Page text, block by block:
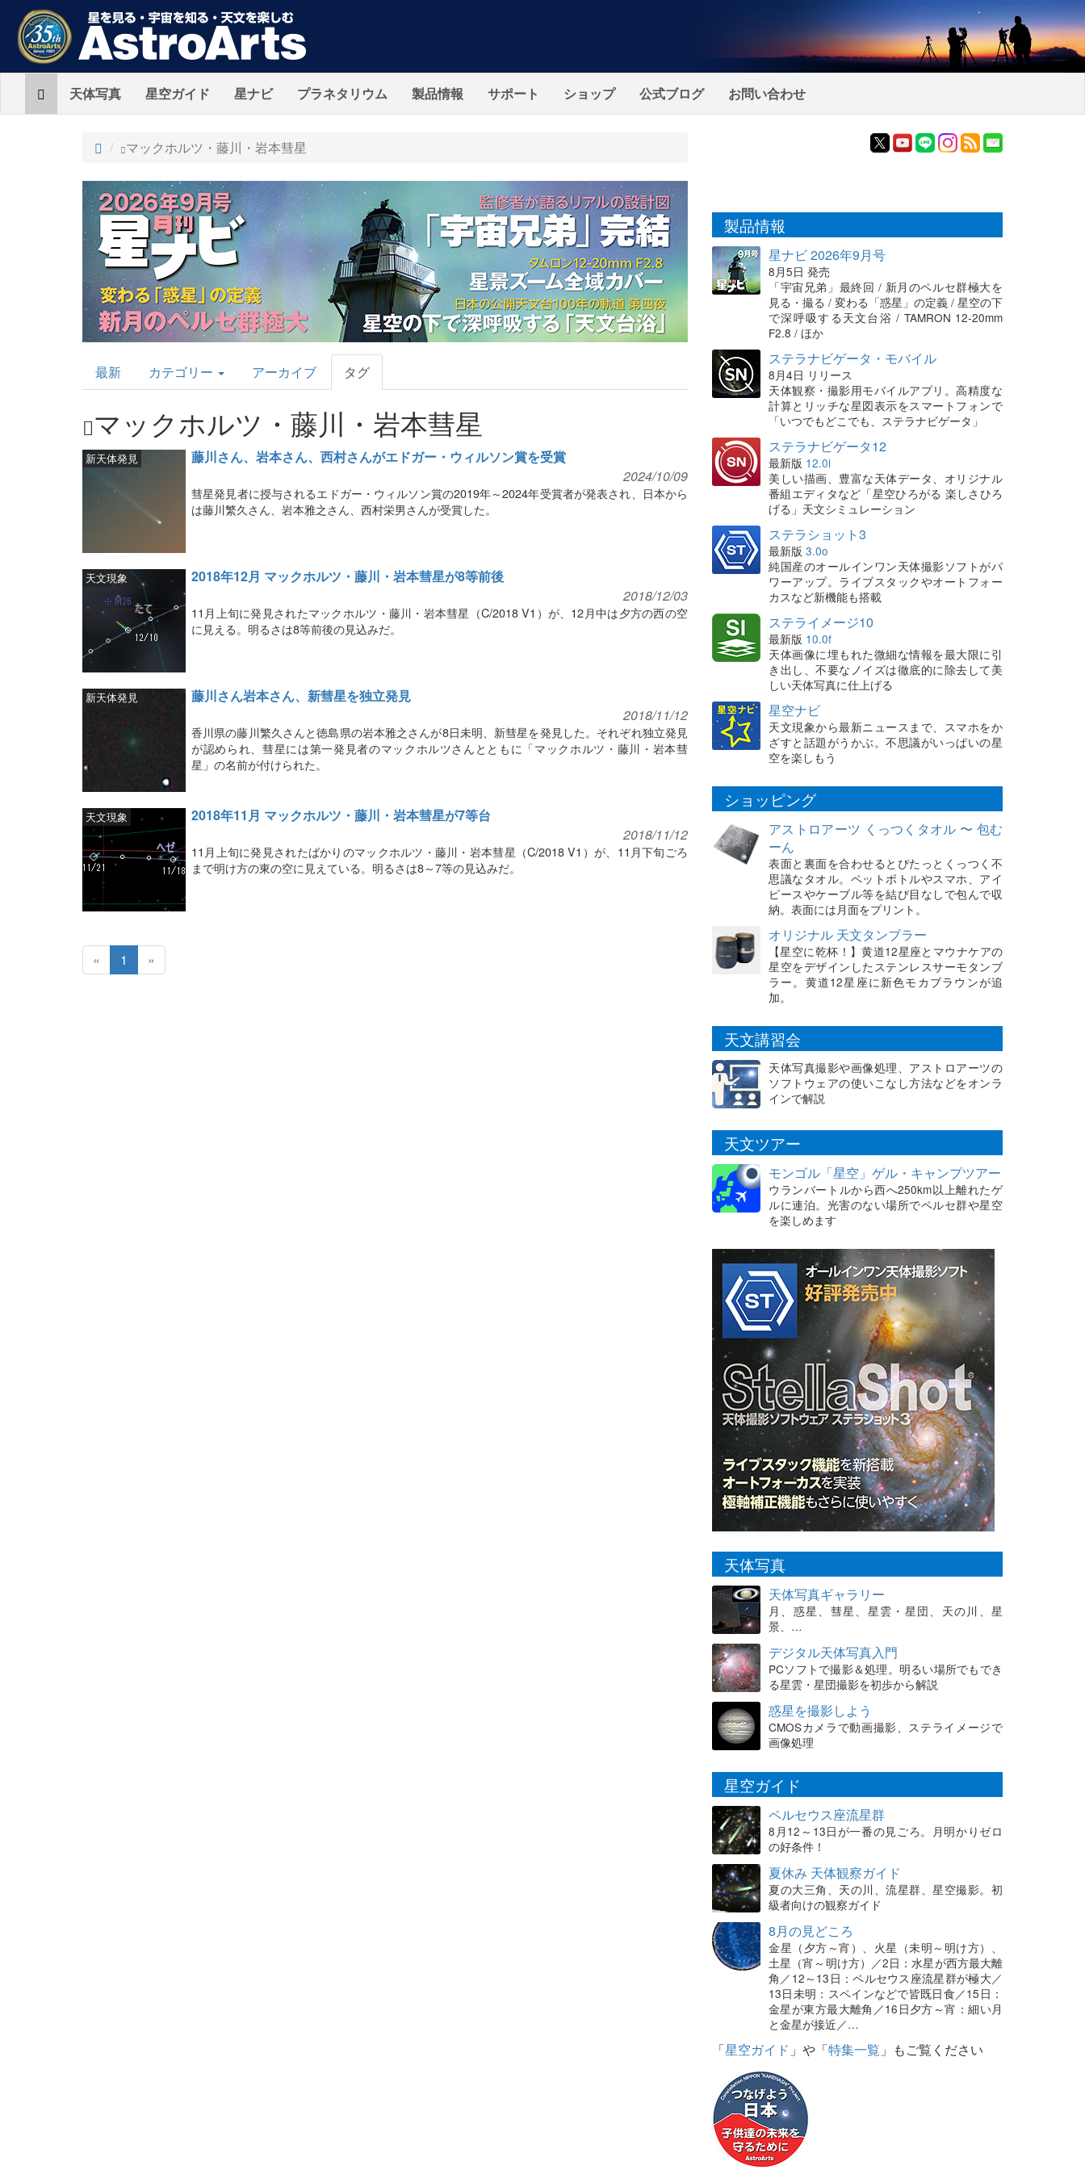
Home天体写真 星空ガイド 星ナビ プラネタリウム 製品情報 サポート ショップ 公式ブログ お問い合わせ
ト
プ
マックホルツ・藤川・岩本彗星
AstroArts
Topics
最新 カテゴリー アーカイブ タグ
マックホルツ・藤川・岩本彗星
藤川さん、岩本さん、西村さんがエドガー・ウィルソン賞を受賞
新天体発見
2024/10/09
彗星発見者に授与されるエドガー・ウィルソン賞の2019年～2024年受賞者が発表され、日本から
は藤川繁久さん、岩本雅之さん、西村栄男さんが受賞した。
2018年12月 マックホルツ・藤川・岩本彗星が8等前後
天文現象
2018/12/03
11月上旬に発見されたマックホルツ・藤川・岩本彗星（C/2018 V1）が、12月中は夕方の西の空
に見える。明るさは8等前後の見込みだ。
藤川さん岩本さん、新彗星を独立発見
新天体発見
2018/11/12
香川県の藤川繁久さんと徳島県の岩本雅之さんが8日未明、新彗星を発見した。それぞれ独立発見
が認められ、彗星には第一発見者のマックホルツさんとともに「マックホルツ・藤川・岩本彗
星」の名前が付けられた。
2018年11月 マックホルツ・藤川・岩本彗星が7等台
天文現象
2018/11/12
11月上旬に発見されたばかりのマックホルツ・藤川・岩本彗星（C/2018 V1）が、11月下旬ごろ
まで明け方の東の空に見えている。明るさは8～7等の見込みだ。
« 1 »
製品情報
星ナビ 2026年9月号
8月5日 発売
「宇宙兄弟」最終回 / 新月のペルセ群極大を
見る・撮る / 変わる「惑星」の定義 / 星空の下
で深呼吸する天文台浴 / TAMRON 12-20mm
F2.8 / ほか
ステラナビゲータ・モバイル
8月4日 リリース
天体観察・撮影用モバイルアプリ。高精度な
計算とリッチな星図表示をスマートフォンで
「いつでもどこでも、ステラナビゲータ」
ステラナビゲータ12
最新版 12.0i
美しい描画、豊富な天体データ、オリジナル
番組エディタなど「星空ひろがる 楽しさひろ
げる」天文シミュレーション
ステラショット3
最新版 3.0o
純国産のオールインワン天体撮影ソフトがパ
ワーアップ。ライブスタックやオートフォー
カスなど新機能も搭載
ステライメージ10
最新版 10.0f
天体画像に埋もれた微細な情報を最大限に引
き出し、不要なノイズは徹底的に除去して美
しい天体写真に仕上げる
星空ナビ
天文現象から最新ニュースまで、スマホをか
ざすと話題がうかぶ。不思議がいっぱいの星
空を楽しもう
ショッピング
アストロアーツ くっつくタオル 〜 包む
ーん
表面と裏面を合わせるとぴたっとくっつく不
思議なタオル。ペットボトルやスマホ、アイ
ピースやケーブル等を結び目なしで包んで収
納。表面には月面をプリント。
オリジナル 天文タンブラー
【星空に乾杯！】黄道12星座とマウナケアの
星空をデザインしたステンレスサーモタンブ
ラー。黄道12星座に新色モカブラウンが追
加。
天文講習会
天体写真撮影や画像処理、アストロアーツの
ソフトウェアの使いこなし方法などをオンラ
インで解説
天文ツアー
モンゴル「星空」ゲル・キャンプツアー
ウランバートルから西へ250km以上離れたゲ
ルに連泊。光害のない場所でペルセ群や星空
を楽しめます
天体写真
天体写真ギャラリー
月、惑星、彗星、星雲・星団、天の川、星
景、…
デジタル天体写真入門
PCソフトで撮影＆処理。明るい場所でもでき
る星雲・星団撮影を初歩から解説
惑星を撮影しよう
CMOSカメラで動画撮影、ステライメージで
画像処理
星空ガイド
ペルセウス座流星群
8月12～13日が一番の見ごろ。月明かりゼロ
の好条件！
夏休み 天体観察ガイド
夏の大三角、天の川、流星群、星空撮影。初
級者向けの観察ガイド
8月の見どころ
金星（夕方～宵）、火星（未明～明け方）、
土星（宵～明け方）／2日：水星が西方最大離
角／12～13日：ペルセウス座流星群が極大／
13日未明：スペインなどで皆既日食／15日：
金星が東方最大離角／16日夕方～宵：細い月
と金星が接近／…
「星空ガイド 」や「特集一覧 」もご覧ください